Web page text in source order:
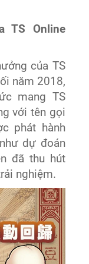
TS Online
của TS
năm 2018,
mang TS
với tên gọi
phát hành
dự đoán
đã thu hút
nghiệm.